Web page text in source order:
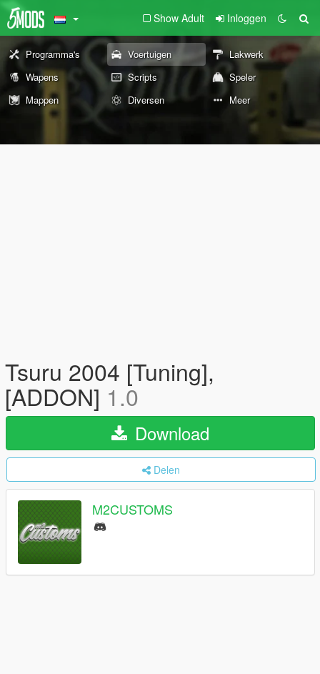
Show Adult Inloggen
Programma's Voertuigen
Lakwerk
Wapens
Scripts
Speler
Mappen
Diversen Meer
Tsuru 2004 [Tuning],
[ADDON] 1.0
Download
Delen
M2CUSTOMS